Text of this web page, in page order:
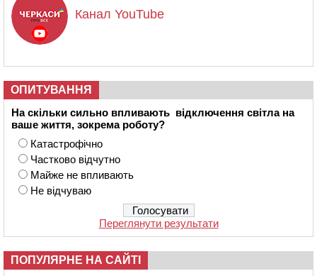
Канал YouTube
ОПИТУВАННЯ
На скільки сильно впливають відключення світла на
ваше життя, зокрема роботу?
Катастрофічно
Частково відчутно
Майже не впливають
Не відчуваю
Переглянути результати
ПОПУЛЯРНЕ НА САЙТІ